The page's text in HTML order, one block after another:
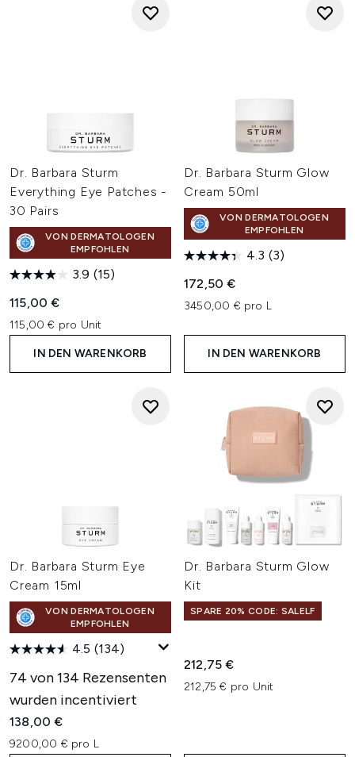
Dr. Barbara Sturm
Everything Eye Patches -
30 Pairs
VON DERMATOLOGEN
EMPFOHLEN
3.9 (15)
115,00 €
115,00 € pro Unit
IN DEN WARENKORB
Dr. Barbara Sturm Glow
Cream 50ml
VON DERMATOLOGEN
EMPFOHLEN
4.3 (3)
172,50 €
3450,00 € pro L
IN DEN WARENKORB
Dr. Barbara Sturm Eye
Cream 15ml
VON DERMATOLOGEN
EMPFOHLEN
4.5 (134)
74 von 134 Rezensenten
wurden incentiviert
138,00 €
9200,00 € pro L
Dr. Barbara Sturm Glow
Kit
SPARE 20% CODE: SALELF
212,75 €
212,75 € pro Unit